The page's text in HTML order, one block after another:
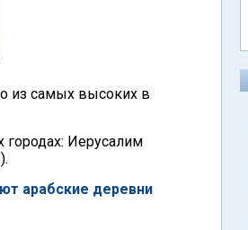
из самых высоких в
Иерусалим
арабские деревни